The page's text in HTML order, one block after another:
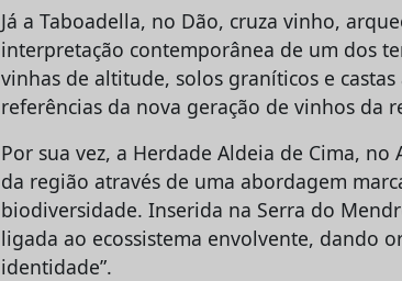
Já a Taboadella, no Dão, cruza vinho,
interpretação contemporânea de um dos
vinhas de altitude, solos graníticos e
referências da nova geração de vinhos da
Por sua vez, a Herdade Aldeia de Cima,
da região através de uma abordagem
biodiversidade. Inserida na Serra do
ligada ao ecossistema envolvente, dando
identidade”.